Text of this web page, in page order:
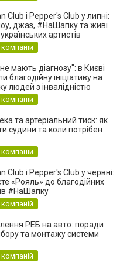
Club і Pepper's Club у липні:
джаз, #НаШапку та живі
артистів
мають діагнозу": в Києві
благодійну ініціативу на
людей з інвалідністю
та артеріальний тиск: як
судини та коли потрібен
Club і Pepper's Club у червні:
«Рояль» до благодійних
#НаШапку
РЕБ на авто: поради
та монтажу системи